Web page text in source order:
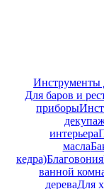
Инструменты
Для баров и
приборы
интерьера
масла
кедра)Благовония
ванной
дереваДля